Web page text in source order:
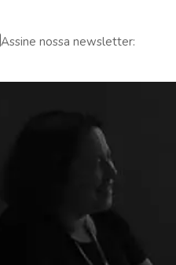
Assine nossa newsletter: